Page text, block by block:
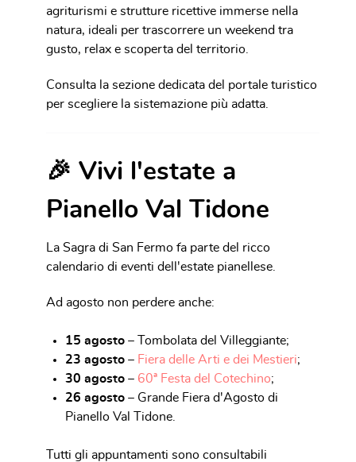
agriturismi e strutture ricettive immerse nella
natura, ideali per trascorrere un weekend tra
gusto, relax e scoperta del territorio.
Consulta la sezione dedicata del portale turistico
per scegliere la sistemazione più adatta.
🎉 Vivi l'estate a
Pianello Val Tidone
La Sagra di San Fermo fa parte del ricco
calendario di eventi dell'estate pianellese.
Ad agosto non perdere anche:
15 agosto – Tombolata del Villeggiante;
23 agosto – Fiera delle Arti e dei Mestieri;
30 agosto – 60ª Festa del Cotechino;
26 agosto – Grande Fiera d'Agosto di
Pianello Val Tidone.
Tutti gli appuntamenti sono consultabili